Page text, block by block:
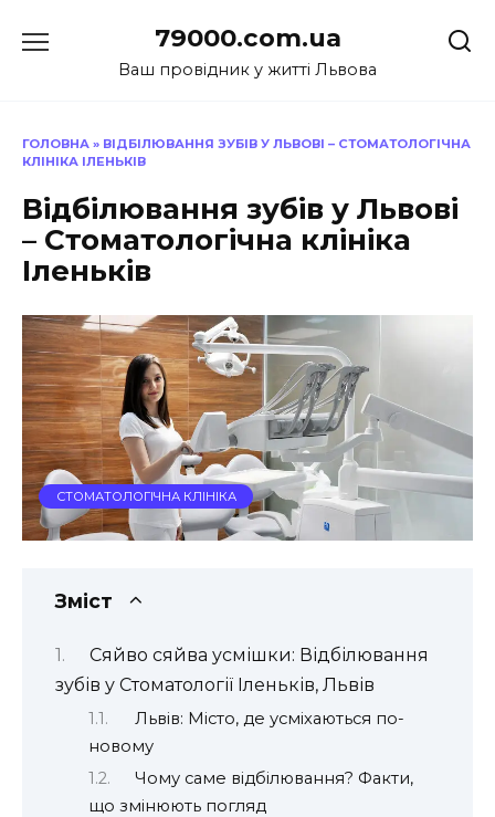
до
79000.com.ua
Ваш провідник у житті Львова
ГОЛОВНА » ВІДБІЛЮВАННЯ ЗУБІВ У ЛЬВОВІ – СТОМАТОЛОГІЧНА
КЛІНІКА ІЛЕНЬКІВ
Відбілювання зубів у Львові
– Стоматологічна клініка
Іленьків
СТОМАТОЛОГІЧНА КЛІНІКА
Зміст
Сяйво сяйва усмішки: Відбілювання
зубів у Стоматології Іленьків, Львів
Львів: Місто, де усміхаються по-
новому
Чому саме відбілювання? Факти,
що змінюють погляд